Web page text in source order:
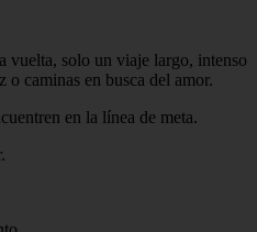
vuelta, solo un viaje largo, intenso
o caminas en busca del amor.
en la línea de meta.